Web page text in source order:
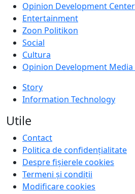
Opinion Development Center
Entertainment
Zoon Politikon
Social
Cultura
Opinion Development Media
Story
Information Technology
Utile
Contact
Politica de confidențialitate
Despre fișierele cookies
Termeni și condiții
Modificare cookies